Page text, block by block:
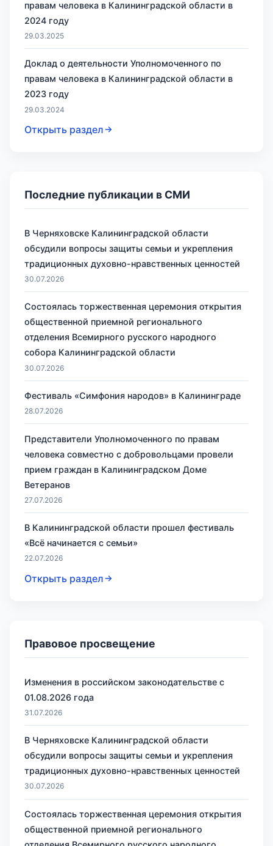
правам человека в Калининградской области в
2024 году
29.03.2025
Доклад о деятельности Уполномоченного по
правам человека в Калининградской области в
2023 году
29.03.2024
Открыть раздел
Последние публикации в СМИ
В Черняховске Калининградской области
обсудили вопросы защиты семьи и укрепления
традиционных духовно-нравственных ценностей
30.07.2026
Состоялась торжественная церемония открытия
общественной приемной регионального
отделения Всемирного русского народного
собора Калининградской области
30.07.2026
Фестиваль «Симфония народов» в Калининграде
28.07.2026
Представители Уполномоченного по правам
человека совместно с добровольцами провели
прием граждан в Калининградском Доме
Ветеранов
27.07.2026
В Калининградской области прошел фестиваль
«Всё начинается с семьи»
22.07.2026
Открыть раздел
Правовое просвещение
Изменения в российском законодательстве с
01.08.2026 года
31.07.2026
В Черняховске Калининградской области
обсудили вопросы защиты семьи и укрепления
традиционных духовно-нравственных ценностей
30.07.2026
Состоялась торжественная церемония открытия
общественной приемной регионального